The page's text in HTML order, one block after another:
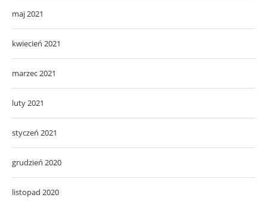
maj 2021
kwiecień 2021
marzec 2021
luty 2021
styczeń 2021
grudzień 2020
listopad 2020